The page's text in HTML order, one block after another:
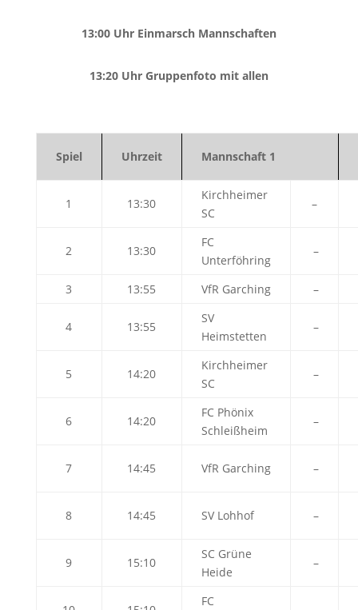
13:00 Uhr Einmarsch Mannschaften
13:20 Uhr Gruppenfoto mit allen
Spiel Uhrzeit Mannschaft 1
1 13:30
Kirchheimer
SC
–
2 13:30
FC
Unterföhring
–
3
13:55 VfR Garching –
4 13:55
SV
Heimstetten
–
5 14:20
Kirchheimer
SC
–
6 14:20
FC Phönix
Schleißheim
–
7 14:45 VfR Garching –
8 14:45 SV Lohhof –
9 15:10
SC Grüne
Heide
–
FC